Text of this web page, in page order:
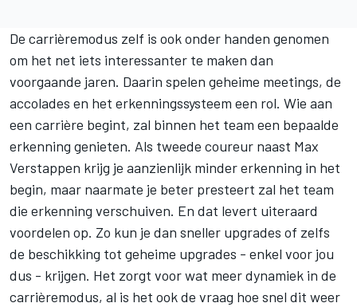
De carrièremodus zelf is ook onder handen genomen
om het net iets interessanter te maken dan
voorgaande jaren. Daarin spelen geheime meetings, de
accolades en het erkenningssysteem een rol. Wie aan
een carrière begint, zal binnen het team een bepaalde
erkenning genieten. Als tweede coureur naast Max
Verstappen krijg je aanzienlijk minder erkenning in het
begin, maar naarmate je beter presteert zal het team
die erkenning verschuiven. En dat levert uiteraard
voordelen op. Zo kun je dan sneller upgrades of zelfs
de beschikking tot geheime upgrades - enkel voor jou
dus - krijgen. Het zorgt voor wat meer dynamiek in de
carrièremodus, al is het ook de vraag hoe snel dit weer